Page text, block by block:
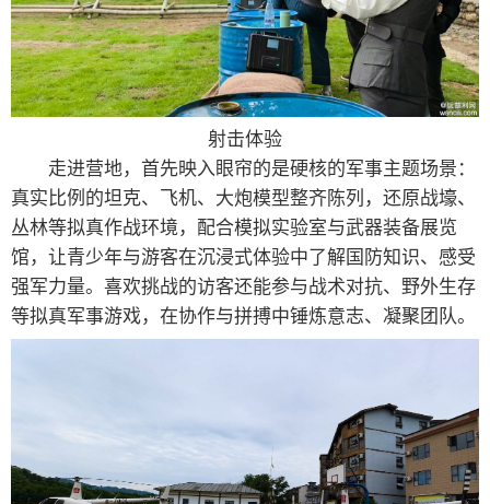
射击体验
走进营地，首先映入眼帘的是硬核的军事主题场景：
真实比例的坦克、飞机、大炮模型整齐陈列，还原战壕、
丛林等拟真作战环境，配合模拟实验室与武器装备展览
馆，让青少年与游客在沉浸式体验中了解国防知识、感受
强军力量。喜欢挑战的访客还能参与战术对抗、野外生存
等拟真军事游戏，在协作与拼搏中锤炼意志、凝聚团队。